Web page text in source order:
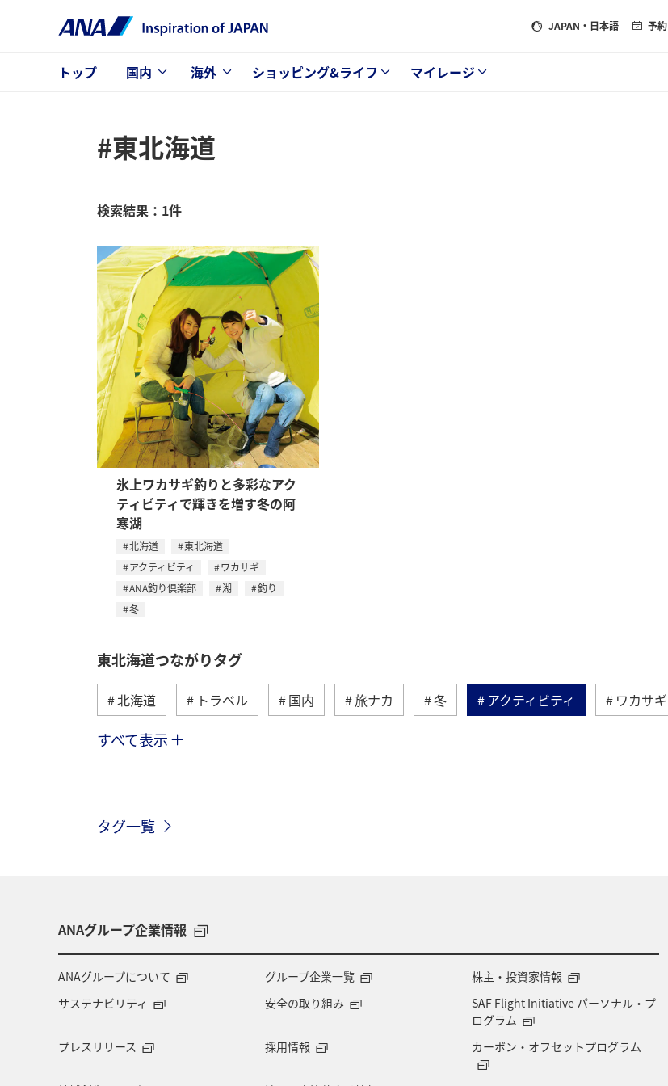
JAPAN ・日本語 予約
トップ 国内 海外 ショッピング&ライフ マイレージ
#東北海道
検索結果：1件
氷上ワカサギ釣りと多彩なアク
ティビティで輝きを増す冬の阿
寒湖
北海道
東北海道
アクティビティ
ワカサギ
ANA釣り倶楽部
湖
釣り
冬
東北海道つながりタグ
北海道 トラベル 国内 旅ナカ 冬 アクティビティ ワカサギ
旅マエ
すべて表示
タグ一覧
ANAグループ企業情報
ANAグループについて グループ企業一覧
株主・投資家情報
サステナビリティ
安全の取り組み
SAF Flight Initiative パーソナル・プ
ログラム
プレスリリース
採用情報 カーボン・オフセットプログラム